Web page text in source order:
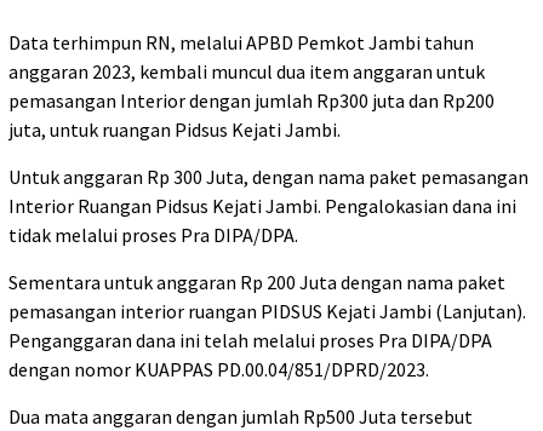
Data terhimpun RN, melalui APBD Pemkot Jambi tahun
anggaran 2023, kembali muncul dua item anggaran untuk
pemasangan Interior dengan jumlah Rp300 juta dan Rp200
juta, untuk ruangan Pidsus Kejati Jambi.
Untuk anggaran Rp 300 Juta, dengan nama paket pemasangan
Interior Ruangan Pidsus Kejati Jambi. Pengalokasian dana ini
tidak melalui proses Pra DIPA/DPA.
Sementara untuk anggaran Rp 200 Juta dengan nama paket
pemasangan interior ruangan PIDSUS Kejati Jambi (Lanjutan).
Penganggaran dana ini telah melalui proses Pra DIPA/DPA
dengan nomor KUAPPAS PD.00.04/851/DPRD/2023.
Dua mata anggaran dengan jumlah Rp500 Juta tersebut